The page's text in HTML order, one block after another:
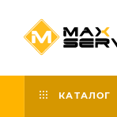
КАТАЛОГ